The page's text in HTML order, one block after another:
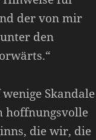
der von mir
den
Skandale
hoffnungsvolle
die wir, die